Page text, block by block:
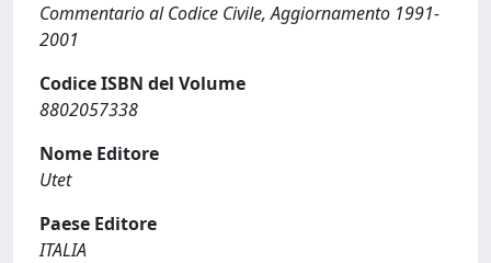
Commentario al Codice Civile, Aggiornamento 1991-
2001
Codice ISBN del Volume
8802057338
Nome Editore
Utet
Paese Editore
ITALIA